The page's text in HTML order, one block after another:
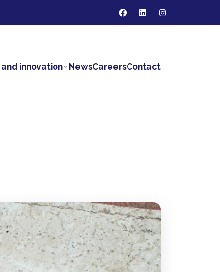
innovation NewsCareersContact